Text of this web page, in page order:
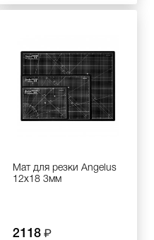
Мат для резки Angelus
12x18 3мм
2118